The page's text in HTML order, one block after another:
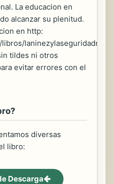
La educacion en
alcanzar su plenitud.
en http:
tildes ni otros
evitar errores con el
diversas
libro:
Descarga